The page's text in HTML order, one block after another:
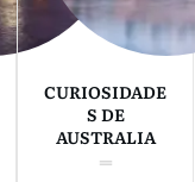
CURIOSIDADE
S DE
AUSTRALIA